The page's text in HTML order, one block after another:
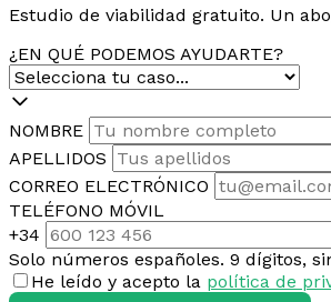
Estudio de viabilidad gratuito. Un
¿EN QUÉ PODEMOS AYUDARTE?
NOMBRE
APELLIDOS
CORREO ELECTRÓNICO
TELÉFONO MÓVIL
+34
Solo números españoles. 9 dígitos,
He leído y acepto la política de